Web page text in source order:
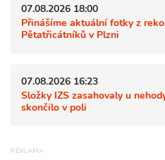
07.08.2026 18:00
Přinášíme aktuální fotky z
Pětatřicátníků v Plzni
07.08.2026 16:23
Složky IZS zasahovaly u
skončilo v poli